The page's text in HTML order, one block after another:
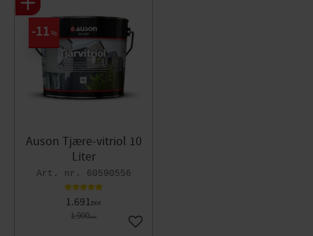
Auson Tjære-vitriol 10
Liter
60590556
1.691DKK
1.900DKK
11 %
Gem som favorit